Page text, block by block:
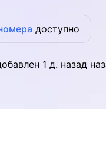
доступно
1 д. назад